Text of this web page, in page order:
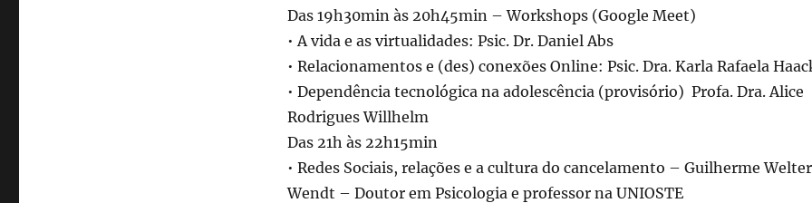
Das 19h30min às 20h45min – Workshops (Google Meet)
• A vida e as virtualidades: Psic. Dr. Daniel Abs
• Relacionamentos e (des) conexões Online: Psic. Dra. Karla Rafaela
• Dependência tecnológica na adolescência (provisório) Profa. Dra. Alice
Rodrigues Willhelm
Das 21h às 22h15min
• Redes Sociais, relações e a cultura do cancelamento – Guilherme Welter
Wendt – Doutor em Psicologia e professor na UNIOSTE